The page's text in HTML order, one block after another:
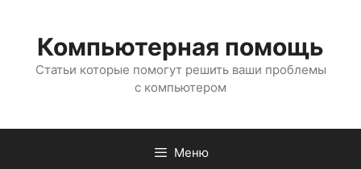
содержимому
Компьютерная помощь
Статьи которые помогут решить ваши проблемы
с компьютером
Меню